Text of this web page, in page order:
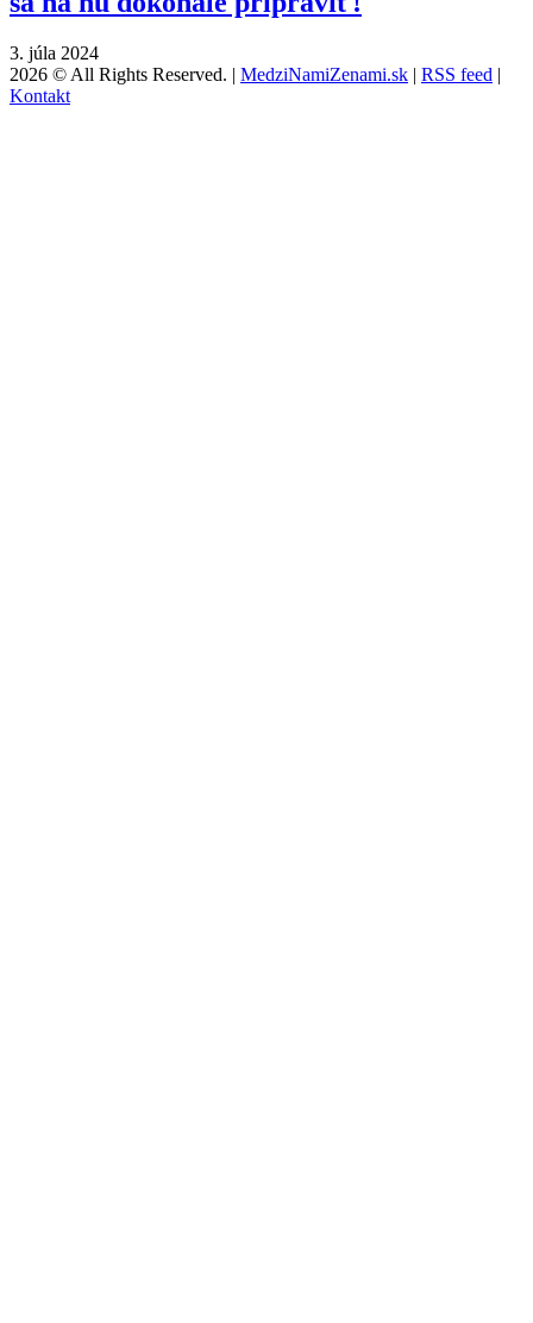
3. júla 2024
2026 © All Rights Reserved. | MedziNamiZenami.sk | RSS feed |
Kontakt